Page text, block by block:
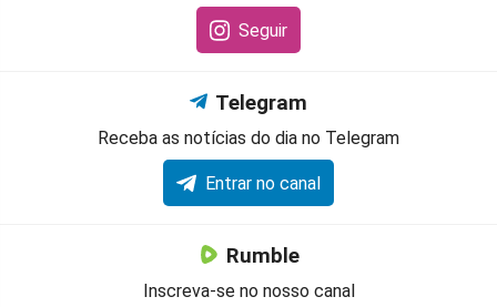
Seguir
Telegram
Receba as notícias do dia no Telegram
Entrar no canal
Rumble
Inscreva-se no nosso canal